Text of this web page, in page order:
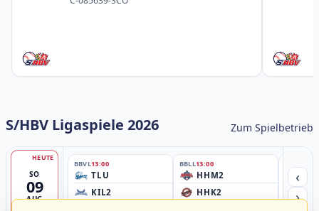
S/HBV Ligaspiele 2026 Zum Spielbetrieb
SO
09
AUG
HEUTE
BBVL13:00
TLU
KIL2
BBLL13:00
HHM2
HHK2
Ballpark
‹
›